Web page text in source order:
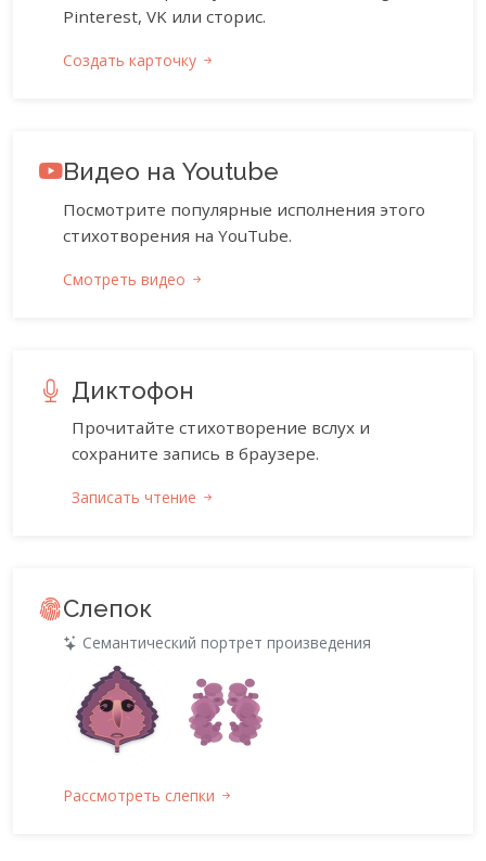
Pinterest, VK или сторис.
Создать карточку
Видео на Youtube
Посмотрите популярные исполнения этого
стихотворения на YouTube.
Смотреть видео
Диктофон
Прочитайте стихотворение вслух и
сохраните запись в браузере.
Записать чтение
Слепок
Семантический портрет произведения
Рассмотреть слепки